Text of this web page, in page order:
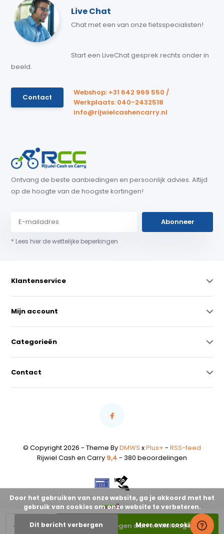
+
- Toevoegen aan winkelwagen
Live Chat
Chat met een van onze fietsspecialisten!
Start een LiveChat gesprek rechts onder in
beeld.
Contact
Webshop: +31 642 969 550 /
Werkplaats: 040-2432518
info@rijwielcashencarry.nl
Ontvang de beste aanbiedingen en persoonlijk advies. Altijd
op de hoogte van de hoogste kortingen!
Abonneer
* Lees hier de wettelijke beperkingen
Klantenservice
Mijn account
Categorieën
Contact
© Copyright 2026 - Theme ByDMWS xPlus+ - RSS-feed
Rijwiel Cash en Carry 9,4 - 380 beoordelingen
Door het gebruiken van onze website, ga je akkoord met het
gebruik van cookies om onze website te verbeteren.
Dit bericht verbergen Meer over cookies »